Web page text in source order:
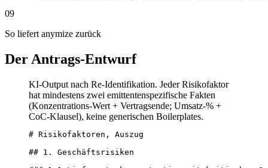
09
So liefert anymize zurück
Der Antrags-Entwurf
KI-Output nach Re-Identifikation. Jeder Risikofaktor
hat mindestens zwei emittentenspezifische Fakten
(Konzentrations-Wert + Vertragsende; Umsatz-% +
CoC-Klausel), keine generischen Boilerplates.
# Risikofaktoren, Auszug
## 1. Geschäftsrisiken